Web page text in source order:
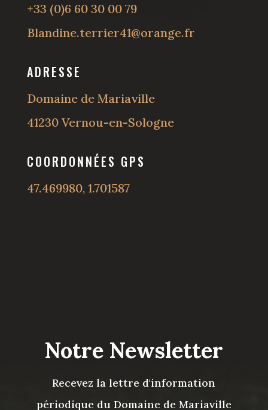
+33 (0)6 60 30 00 79
Blandine.terrier41@orange.fr
ADRESSE
Domaine de Mariaville
41230 Vernou-en-Sologne
COORDONNÉES GPS
47.469980, 1.701587
Notre Newsletter
Recevez la lettre d'information
périodique du Domaine de Mariaville